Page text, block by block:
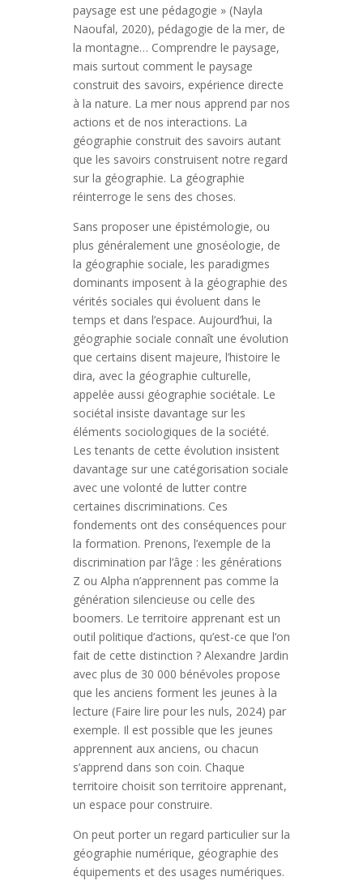
paysage est une pédagogie » (Nayla
Naoufal, 2020), pédagogie de la mer, de
la montagne… Comprendre le paysage,
mais surtout comment le paysage
construit des savoirs, expérience directe
à la nature. La mer nous apprend par nos
actions et de nos interactions. La
géographie construit des savoirs autant
que les savoirs construisent notre regard
sur la géographie. La géographie
réinterroge le sens des choses.
Sans proposer une épistémologie, ou
plus généralement une gnoséologie, de
la géographie sociale, les paradigmes
dominants imposent à la géographie des
vérités sociales qui évoluent dans le
temps et dans l’espace. Aujourd’hui, la
géographie sociale connaît une évolution
que certains disent majeure, l’histoire le
dira, avec la géographie culturelle,
appelée aussi géographie sociétale. Le
sociétal insiste davantage sur les
éléments sociologiques de la société.
Les tenants de cette évolution insistent
davantage sur une catégorisation sociale
avec une volonté de lutter contre
certaines discriminations. Ces
fondements ont des conséquences pour
la formation. Prenons, l’exemple de la
discrimination par l’âge : les générations
Z ou Alpha n’apprennent pas comme la
génération silencieuse ou celle des
boomers. Le territoire apprenant est un
outil politique d’actions, qu’est-ce que l’on
fait de cette distinction ? Alexandre Jardin
avec plus de 30 000 bénévoles propose
que les anciens forment les jeunes à la
lecture (Faire lire pour les nuls, 2024) par
exemple. Il est possible que les jeunes
apprennent aux anciens, ou chacun
s’apprend dans son coin. Chaque
territoire choisit son territoire apprenant,
un espace pour construire.
On peut porter un regard particulier sur la
géographie numérique, géographie des
équipements et des usages numériques.